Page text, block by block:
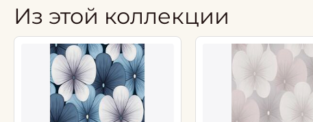
Из этой коллекции